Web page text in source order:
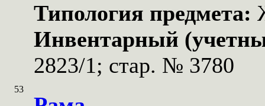
Типология предмета:
Инвентарный
2823/1; стар. № 3780
53